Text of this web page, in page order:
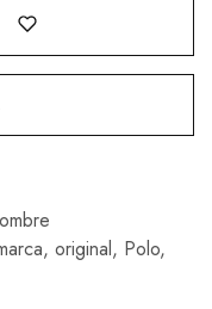
, original, Polo,